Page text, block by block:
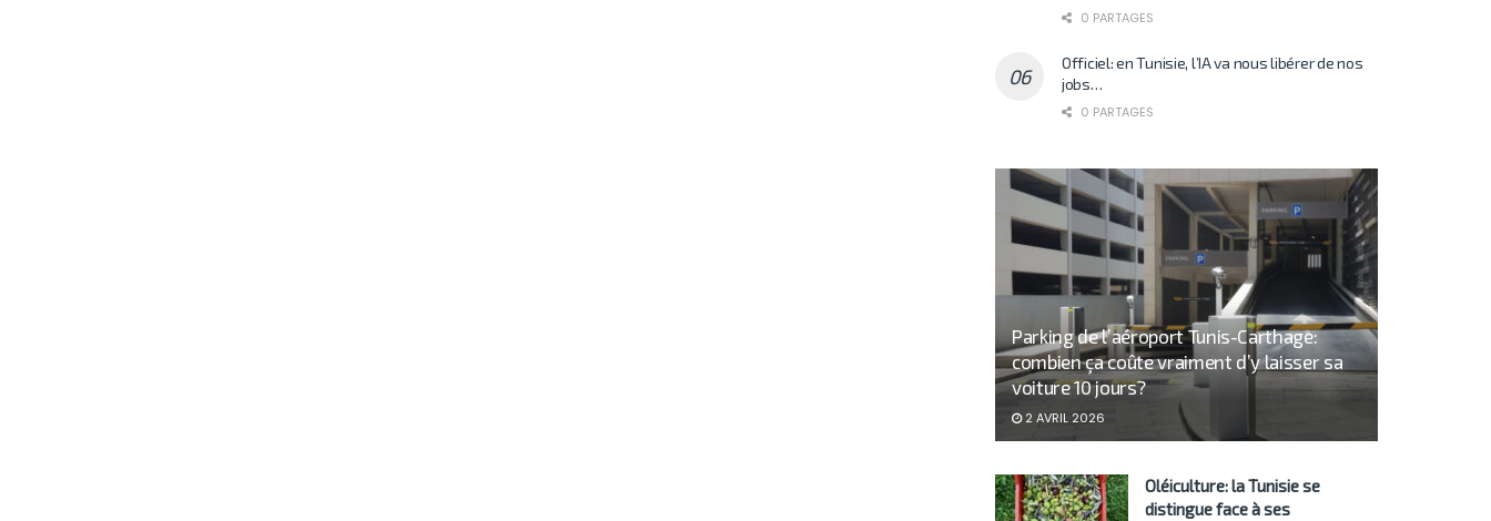
0 PARTAGES
Officiel: en Tunisie, l’IA va nous libérer de nos
jobs…
0 PARTAGES
Parking de l’aéroport Tunis-Carthage:
combien ça coûte vraiment d’y laisser sa
voiture 10 jours?
2 AVRIL 2026
Oléiculture: la Tunisie se
distingue face à ses